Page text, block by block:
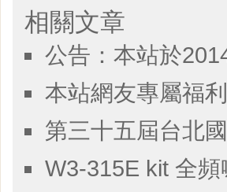
相關文章
公告：本站於
本站網友專屬福
第三十五屆台北
W3-315E kit 全頻